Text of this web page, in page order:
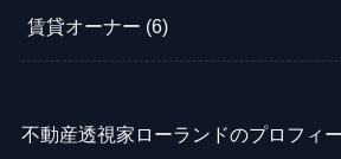
賃貸オーナー (6)
不動産透視家ローランドのプロフィ